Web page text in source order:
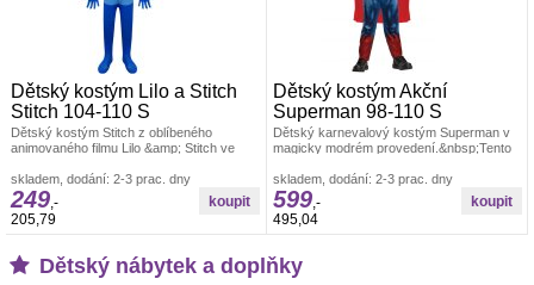
Dětský kostým Lilo a Stitch
Stitch 104-110 S
Dětský kostým Stitch z oblíbeného
animovaného filmu Lilo &amp; Stitch ve
skladem, dodání: 2-3 prac. dny
249,-
205,79
Dětský kostým Akční
Superman 98-110 S
Dětský karnevalový kostým Superman v
magicky modrém provedení.&nbsp;Tento
skladem, dodání: 2-3 prac. dny
599,-
495,04
Dětský nábytek a doplňky